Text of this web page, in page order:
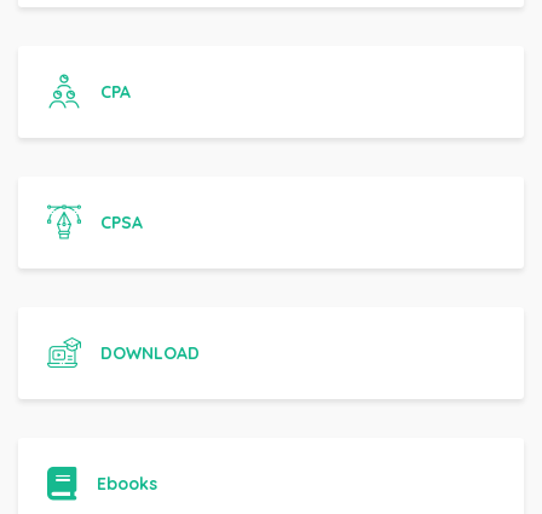
CPA
CPSA
DOWNLOAD
Ebooks